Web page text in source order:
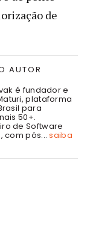
de
AUTOR
é fundador e
plataforma
para
50+.
de Software
com pós...saiba